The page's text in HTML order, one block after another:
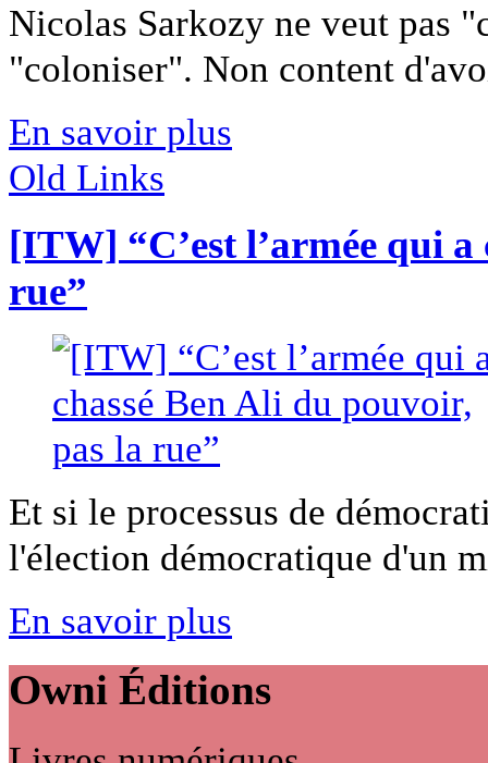
Nicolas Sarkozy ne veut pas
"coloniser". Non content
En savoir plus
Old Links
[ITW] “C’est l’armée qui
rue”
Et si le processus de
l'élection démocratique d'un
En savoir plus
Owni Éditions